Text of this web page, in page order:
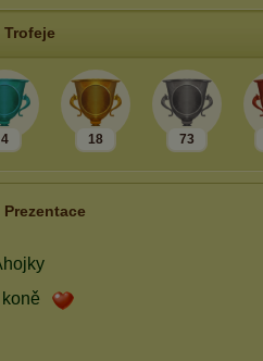
Trofeje
4 18 73
Prezentace